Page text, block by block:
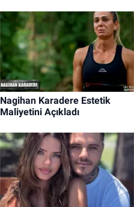
Nagihan Karadere Estetik
Maliyetini Açıkladı